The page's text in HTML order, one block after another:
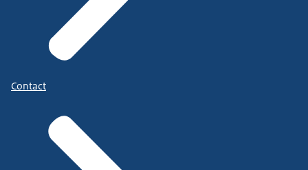
Contact